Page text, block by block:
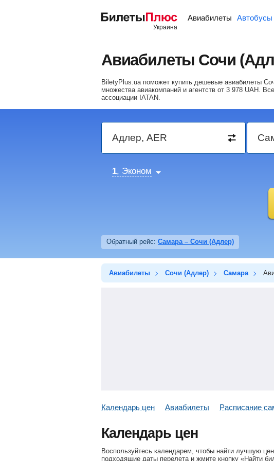
Авиабилеты Автобусы
Авиабилеты Сочи
BiletyPlus.ua поможет купить дешевые авиабилеты
множества авиакомпаний и агентств от 3 978 UAH .
ассоциации IATAN.
1, Эконом
Обратный рейс: Самара – Сочи (Адлер)
Авиабилеты Сочи (Адлер) Самара
Календарь цен Авиабилеты Расписание
Календарь цен
Воспользуйтесь календарем, чтобы найти лучшую
подходящие даты перелета и жмите кнопку «Найти